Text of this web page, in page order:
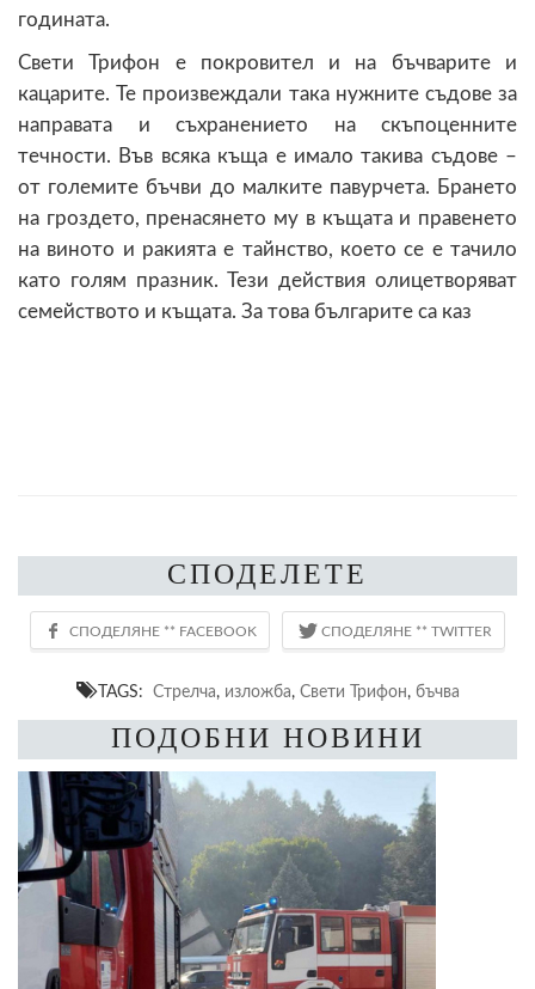
годината.
Свети Трифон е покровител и на бъчварите и
кацарите. Те произвеждали така нужните съдове за
направата и съхранението на скъпоценните
течности. Във всяка къща е имало такива съдове –
от големите бъчви до малките павурчета. Брането
на гроздето, пренасянето му в къщата и правенето
на виното и ракията е тайнство, което се е тачило
като голям празник. Тези действия олицетворяват
семейството и къщата. За това българите са каз
СПОДЕЛЕТЕ
TAGS: Стрелча, изложба, Свети Трифон, бъчва
ПОДОБНИ НОВИНИ